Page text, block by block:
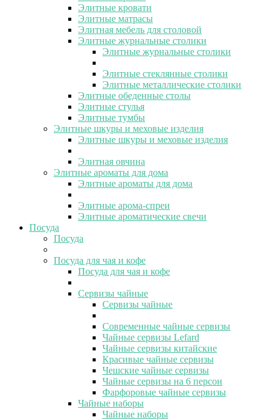
Элитные кровати
Элитные матрасы
Элитная мебель для столовой
Элитные журнальные столики
Элитные журнальные столики
Элитные стеклянные столики
Элитные металлические столики
Элитные обеденные столы
Элитные стулья
Элитные тумбы
Элитные шкуры и меховые изделия
Элитные шкуры и меховые изделия
Элитная овчина
Элитные ароматы для дома
Элитные ароматы для дома
Элитные арома-спреи
Элитные ароматические свечи
Посуда
Посуда
Посуда для чая и кофе
Посуда для чая и кофе
Сервизы чайные
Сервизы чайные
Современные чайные сервизы
Чайные сервизы Lefard
Чайные сервизы китайские
Красивые чайные сервизы
Чешские чайные сервизы
Чайные сервизы на 6 персон
Фарфоровые чайные сервизы
Чайные наборы
Чайные наборы